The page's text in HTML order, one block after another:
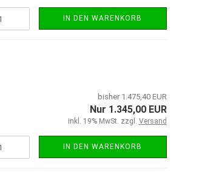
IN DEN WARENKORB
bisher 1.475,40 EUR
Nur 1.345,00 EUR
inkl. 19% MwSt. zzgl. Versand
IN DEN WARENKORB